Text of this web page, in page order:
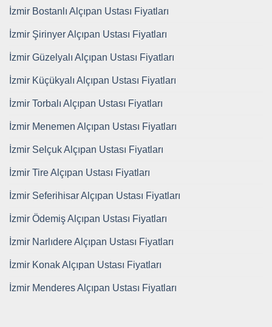
İzmir Bostanlı Alçıpan Ustası Fiyatları
İzmir Şirinyer Alçıpan Ustası Fiyatları
İzmir Güzelyalı Alçıpan Ustası Fiyatları
İzmir Küçükyalı Alçıpan Ustası Fiyatları
İzmir Torbalı Alçıpan Ustası Fiyatları
İzmir Menemen Alçıpan Ustası Fiyatları
İzmir Selçuk Alçıpan Ustası Fiyatları
İzmir Tire Alçıpan Ustası Fiyatları
İzmir Seferihisar Alçıpan Ustası Fiyatları
İzmir Ödemiş Alçıpan Ustası Fiyatları
İzmir Narlıdere Alçıpan Ustası Fiyatları
İzmir Konak Alçıpan Ustası Fiyatları
İzmir Menderes Alçıpan Ustası Fiyatları